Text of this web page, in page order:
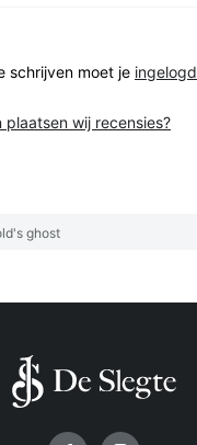
schrijven moet je ingelogd
plaatsen wij recensies?
ghost